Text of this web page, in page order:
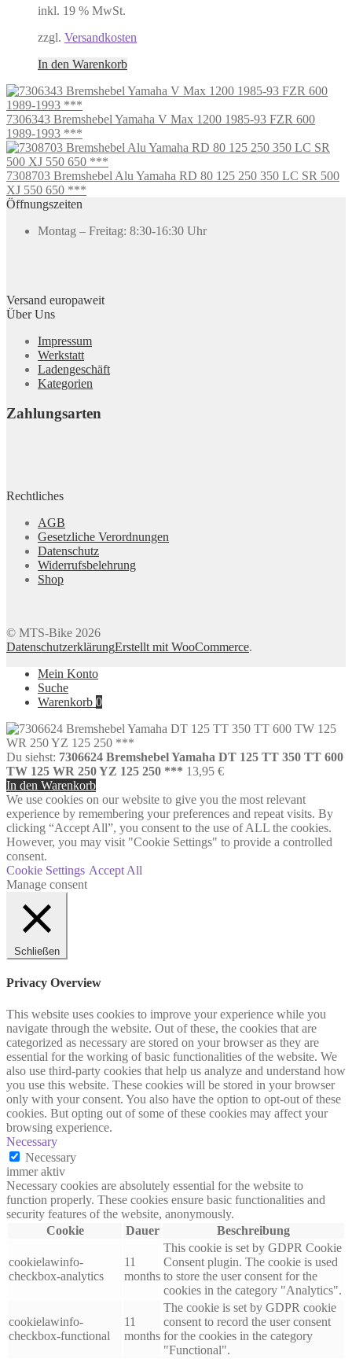
inkl. 19 % MwSt.
zzgl. Versandkosten
In den Warenkorb
7306343 Bremshebel Yamaha V Max 1200 1985-93 FZR 600
1989-1993 ***
7308703 Bremshebel Alu Yamaha RD 80 125 250 350 LC SR 500
XJ 550 650 ***
Öffnungszeiten
Montag – Freitag: 8:30-16:30 Uhr
Versand europaweit
Über Uns
Impressum
Werkstatt
Ladengeschäft
Kategorien
Zahlungsarten
Rechtliches
AGB
Gesetzliche Verordnungen
Datenschutz
Widerrufsbelehrung
Shop
© MTS-Bike 2026
DatenschutzerklärungErstellt mit WooCommerce.
Mein Konto
Suche
Warenkorb 0
Du siehst: 7306624 Bremshebel Yamaha DT 125 TT 350 TT 600
TW 125 WR 250 YZ 125 250 *** 13,95 €
In den Warenkorb
We use cookies on our website to give you the most relevant
experience by remembering your preferences and repeat visits. By
clicking “Accept All”, you consent to the use of ALL the cookies.
However, you may visit "Cookie Settings" to provide a controlled
consent.
Cookie Settings Accept All
Manage consent
Schließen
Privacy Overview
This website uses cookies to improve your experience while you
navigate through the website. Out of these, the cookies that are
categorized as necessary are stored on your browser as they are
essential for the working of basic functionalities of the website. We
also use third-party cookies that help us analyze and understand how
you use this website. These cookies will be stored in your browser
only with your consent. You also have the option to opt-out of these
cookies. But opting out of some of these cookies may affect your
browsing experience.
Necessary
Necessary
immer aktiv
Necessary cookies are absolutely essential for the website to
function properly. These cookies ensure basic functionalities and
security features of the website, anonymously.
Cookie
Dauer Beschreibung
cookielawinfo-
checkbox-analytics
11
months
This cookie is set by GDPR Cookie
Consent plugin. The cookie is used
to store the user consent for the
cookies in the category "Analytics".
cookielawinfo-
checkbox-functional
11
months
The cookie is set by GDPR cookie
consent to record the user consent
for the cookies in the category
"Functional".